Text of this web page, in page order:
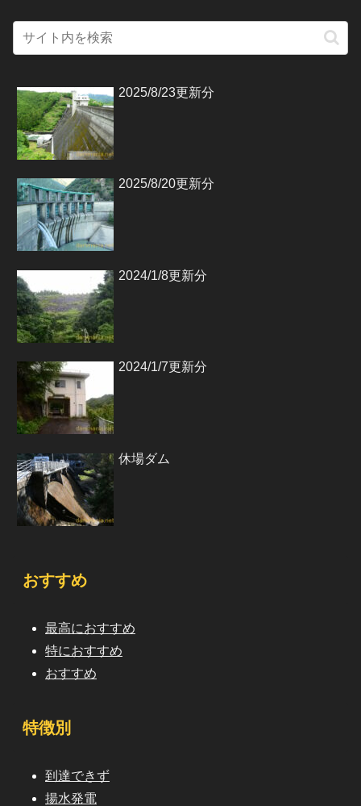
2025/8/23更新分
2025/8/20更新分
2024/1/8更新分
2024/1/7更新分
休場ダム
おすすめ
最高におすすめ
特におすすめ
おすすめ
特徴別
到達できず
揚水発電